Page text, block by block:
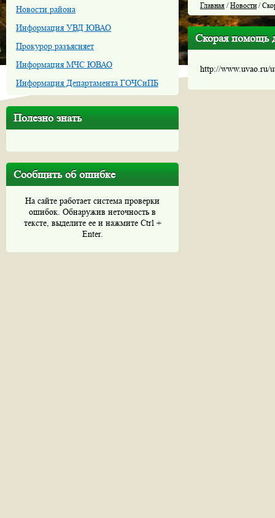
Новости района
Информация УВД ЮВАО
Прокурор разъясняет
Информация МЧС ЮВАО
Информация Департамента ГОЧСиПБ
Полезно знать
Сообщить об ошибке
На сайте работает система проверки
ошибок. Обнаружив неточность в
тексте, выделите ее и нажмите Ctrl +
Enter.
Главная /Новости/
Скорая помощь
http://www.uvao.ru/